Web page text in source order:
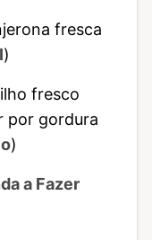
fresca
)
fresco
por gordura
)
a Fazer